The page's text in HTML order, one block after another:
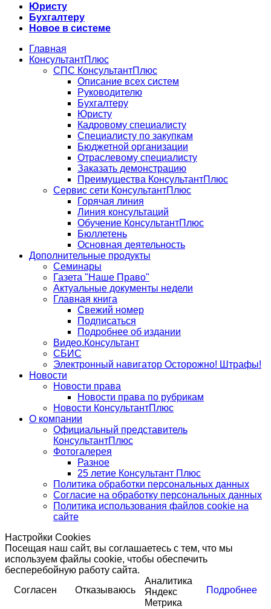
Юристу
Бухгалтеру
Новое в системе
Главная
КонсультантПлюс
СПС КонсультантПлюс
Описание всех систем
Руководителю
Бухгалтеру
Юристу
Кадровому специалисту
Специалисту по закупкам
Бюджетной организации
Отраслевому специалисту
Заказать демонстрацию
Преимущества КонсультантПлюс
Сервис сети КонсультантПлюс
Горячая линия
Линия консультаций
Обучение КонсультантПлюс
Бюллетень
Основная деятельность
Дополнительные продукты
Семинары
Газета "Наше Право"
Актуальные документы недели
Главная книга
Свежий номер
Подписаться
Подробнее об издании
Видео.Консультант
СБИС
Электронный навигатор Осторожно! Штрафы!
Новости
Новости права
Новости права по рубрикам
Новости КонсультантПлюс
О компании
Официальный представитель
КонсультантПлюс
Фотогалерея
Разное
25 летие Консультант Плюс
Политика обработки персональных данных
Согласие на обработку персональных данных
Политика использования файлов cookie на
сайте
Настройки Cookies
Посещая наш сайт, вы соглашаетесь с тем, что мы
используем файлы cookie, чтобы обеспечить
бесперебойную работу сайта.
Согласен
Отказываюсь Подробнее
Аналитика
Яндекс
Метрика